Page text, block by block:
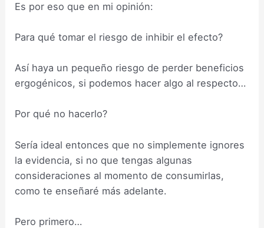
Es por eso que en mi opinión:
Para qué tomar el riesgo de inhibir el efecto?
Así haya un pequeño riesgo de perder beneficios
ergogénicos, si podemos hacer algo al respecto…
Por qué no hacerlo?
Sería ideal entonces que no simplemente ignores
la evidencia, si no que tengas algunas
consideraciones al momento de consumirlas,
como te enseñaré más adelante.
Pero primero…